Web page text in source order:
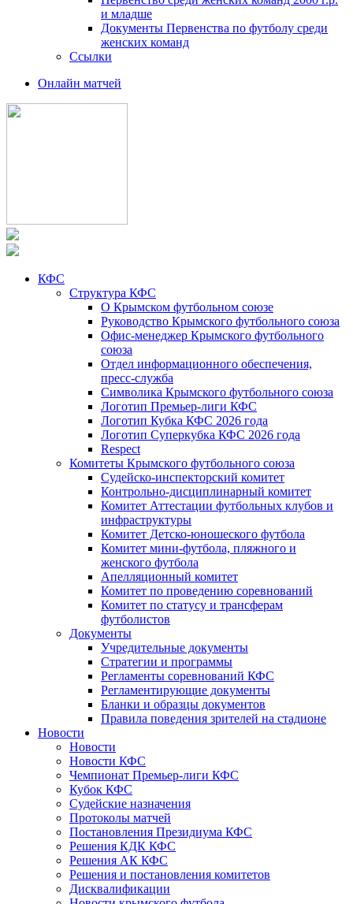
и младше
Документы Первенства по футболу среди
женских команд
Ссылки
Онлайн матчей
КФС
Структура КФС
О Крымском футбольном союзе
Руководство Крымского футбольного союза
Офис-менеджер Крымского футбольного
союза
Отдел информационного обеспечения,
пресс-служба
Символика Крымского футбольного союза
Логотип Премьер-лиги КФС
Логотип Кубка КФС 2026 года
Логотип Суперкубка КФС 2026 года
Respect
Комитеты Крымского футбольного союза
Судейско-инспекторский комитет
Контрольно-дисциплинарный комитет
Комитет Аттестации футбольных клубов и
инфраструктуры
Комитет Детско-юношеского футбола
Комитет мини-футбола, пляжного и
женского футбола
Апелляционный комитет
Комитет по проведению соревнований
Комитет по статусу и трансферам
футболистов
Документы
Учредительные документы
Стратегии и программы
Регламенты соревнований КФС
Регламентирующие документы
Бланки и образцы документов
Правила поведения зрителей на стадионе
Новости
Новости
Новости КФС
Чемпионат Премьер-лиги КФС
Кубок КФС
Судейские назначения
Протоколы матчей
Постановления Президиума КФС
Решения КДК КФС
Решения АК КФС
Решения и постановления комитетов
Дисквалификации